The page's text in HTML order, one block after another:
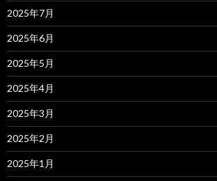
2025年7月
2025年6月
2025年5月
2025年4月
2025年3月
2025年2月
2025年1月